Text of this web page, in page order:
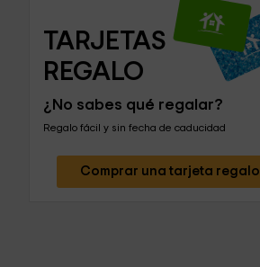
TARJETAS
REGALO
¿No sabes qué regalar?
Regalo fácil y sin fecha de caducidad
Comprar una tarjeta regalo